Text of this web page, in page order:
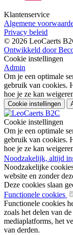
Klantenservice
Algemene
Privacy beleid
© 2026 LeoCaerts
Ontwikkeld door
Cookie instellingen
Admin
Om je een optimale
gebruik van cookies.
hoe je ze kan
Cookie instellingen
Cookie instellingen
Om je een optimale
gebruik van cookies.
hoe je ze kan
Noodzakelijk, altijd
Noodzakelijke
website en zonder
Deze cookies slaan
Functionele cookies
Functionele cookies
zoals het delen van
mediaplatforms, het
van derden.